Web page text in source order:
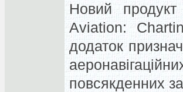
Новий
Aviation:
додаток
повсякденних